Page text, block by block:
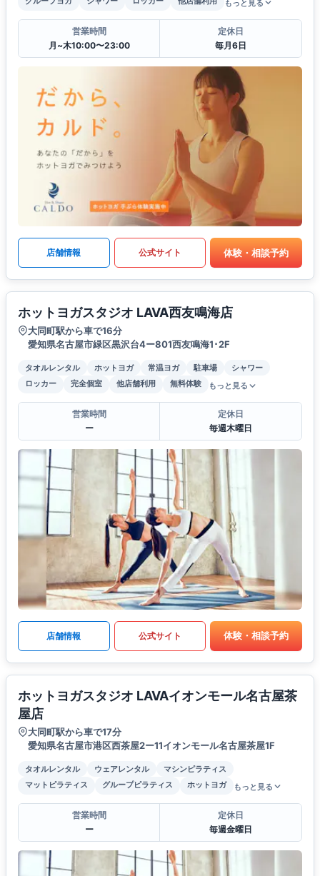
もっと見る
営業時間
月~木10:00〜23:00
定休日
毎月6日
店舗情報 公式サイト 体験・相談予約
ホットヨガスタジオ LAVA西友鳴海店
大同町駅から車で16分
愛知県名古屋市緑区黒沢台4ー801西友鳴海1･2F
タオルレンタル ホットヨガ 常温ヨガ 駐車場
シャワー
ロッカー
完全個室 他店舗利用 無料体験 もっと見る
営業時間
ー
定休日
毎週木曜日
店舗情報 公式サイト 体験・相談予約
ホットヨガスタジオ LAVAイオンモール名古屋茶
屋店
大同町駅から車で17分
愛知県名古屋市港区西茶屋2ー11イオンモール名古屋茶屋1F
タオルレンタル ウェアレンタル
マシンピラティス
マットピラティス
グループピラティス ホットヨガ もっと見る
営業時間
ー
定休日
毎週金曜日